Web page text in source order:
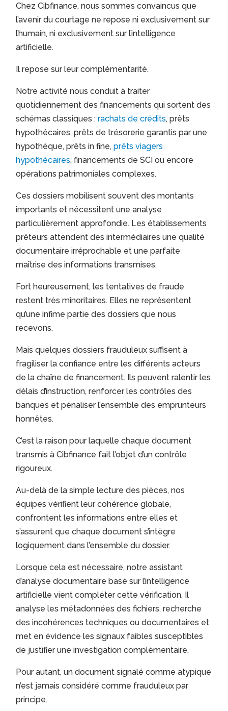
Chez Cibfinance, nous sommes convaincus que
l’avenir du courtage ne repose ni exclusivement sur
l’humain, ni exclusivement sur l’intelligence
artificielle.
Il repose sur leur complémentarité.
Notre activité nous conduit à traiter
quotidiennement des financements qui sortent des
schémas classiques :rachats de crédits, prêts
hypothécaires, prêts de trésorerie garantis par une
hypothèque, prêts in fine,prêts viagers
hypothécaires, financements de SCI ou encore
opérations patrimoniales complexes.
Ces dossiers mobilisent souvent des montants
importants et nécessitent une analyse
particulièrement approfondie. Les établissements
prêteurs attendent des intermédiaires une qualité
documentaire irréprochable et une parfaite
maîtrise des informations transmises.
Fort heureusement, les tentatives de fraude
restent très minoritaires. Elles ne représentent
qu’une infime partie des dossiers que nous
recevons.
Mais quelques dossiers frauduleux suffisent à
fragiliser la confiance entre les différents acteurs
de la chaîne de financement. Ils peuvent ralentir les
délais d’instruction, renforcer les contrôles des
banques et pénaliser l’ensemble des emprunteurs
honnêtes.
C’est la raison pour laquelle chaque document
transmis à Cibfinance fait l’objet d’un contrôle
rigoureux.
Au-delà de la simple lecture des pièces, nos
équipes vérifient leur cohérence globale,
confrontent les informations entre elles et
s’assurent que chaque document s’intègre
logiquement dans l’ensemble du dossier.
Lorsque cela est nécessaire, notre assistant
d’analyse documentaire basé sur l’intelligence
artificielle vient compléter cette vérification. Il
analyse les métadonnées des fichiers, recherche
des incohérences techniques ou documentaires et
met en évidence les signaux faibles susceptibles
de justifier une investigation complémentaire.
Pour autant, un document signalé comme atypique
n’est jamais considéré comme frauduleux par
principe.